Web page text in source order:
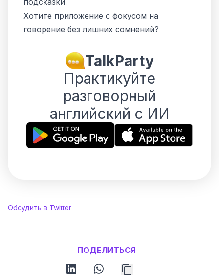
подсказки.
Хотите приложение с фокусом на
говорение без лишних сомнений?
TalkParty
Практикуйте
разговорный
английский с ИИ
Обсудить в Twitter
ПОДЕЛИТЬСЯ
linkedin whatsapp